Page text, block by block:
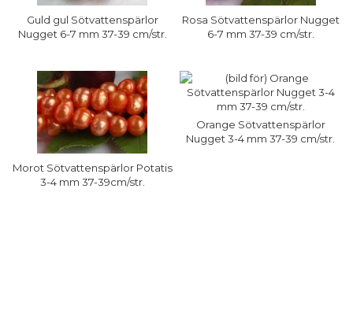
Guld gul Sötvattenspärlor
Nugget 6-7 mm 37-39 cm/str.
Rosa Sötvattenspärlor Nugget
6-7 mm 37-39 cm/str.
Morot Sötvattenspärlor Potatis
3-4 mm 37-39cm/str.
Orange Sötvattenspärlor
Nugget 3-4 mm 37-39 cm/str.